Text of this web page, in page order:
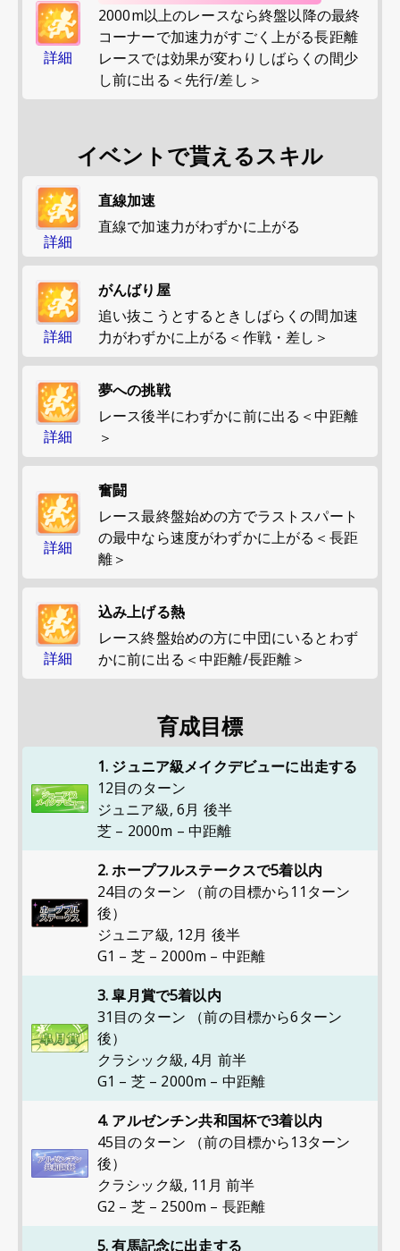
詳細
2000m以上のレースなら終盤以降の最終
コーナーで加速力がすごく上がる長距離
レースでは効果が変わりしばらくの間少
し前に出る＜先行/差し＞
イベントで貰えるスキル
詳細
直線加速
直線で加速力がわずかに上がる
詳細
がんばり屋
追い抜こうとするときしばらくの間加速
力がわずかに上がる＜作戦・差し＞
詳細
夢への挑戦
レース後半にわずかに前に出る＜中距離
＞
詳細
奮闘
レース最終盤始めの方でラストスパート
の最中なら速度がわずかに上がる＜長距
離＞
詳細
込み上げる熱
レース終盤始めの方に中団にいるとわず
かに前に出る＜中距離/長距離＞
育成目標
1. ジュニア級メイクデビューに出走する
12目のターン
ジュニア級, 6月 後半
芝 – 2000m – 中距離
2. ホープフルステークスで5着以内
24目のターン （前の目標から11ターン
後）
ジュニア級, 12月 後半
G1 – 芝 – 2000m – 中距離
3. 皐月賞で5着以内
31目のターン （前の目標から6ターン
後）
クラシック級, 4月 前半
G1 – 芝 – 2000m – 中距離
4. アルゼンチン共和国杯で3着以内
45目のターン （前の目標から13ターン
後）
クラシック級, 11月 前半
G2 – 芝 – 2500m – 長距離
5. 有馬記念に出走する